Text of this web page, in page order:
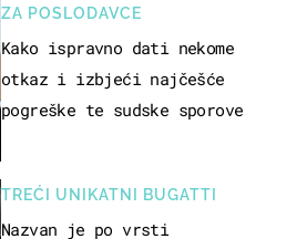
ZA POSLODAVCE
Kako ispravno dati nekome
otkaz i izbjeći najčešće
pogreške te sudske sporove
TREĆI UNIKATNI BUGATTI
Nazvan je po vrsti